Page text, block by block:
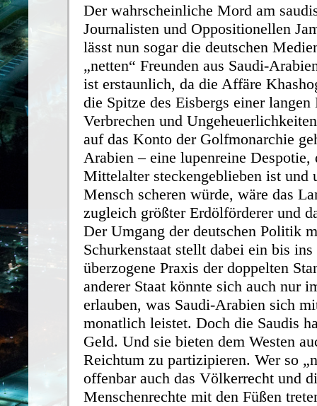
Der wahrscheinliche Mord am
Journalisten und Oppositionellen
lässt nun sogar die deutschen
„netten“ Freunden aus Saudi-
ist erstaunlich, da die Affäre
die Spitze des Eisbergs einer
Verbrechen und
auf das Konto der Golfmonarchie
Arabien – eine lupenreine
Mittelalter steckengeblieben ist und
Mensch scheren würde, wäre das
zugleich größter Erdölförderer und
Der Umgang der deutschen Politik
Schurkenstaat stellt dabei ein bis ins
überzogene Praxis der doppelten
anderer Staat könnte sich auch nur
erlauben, was Saudi-Arabien sich
monatlich leistet. Doch die Saudis
Geld. Und sie bieten dem Westen
Reichtum zu partizipieren. Wer so
offenbar auch das Völkerrecht und
Menschenrechte mit den Füßen